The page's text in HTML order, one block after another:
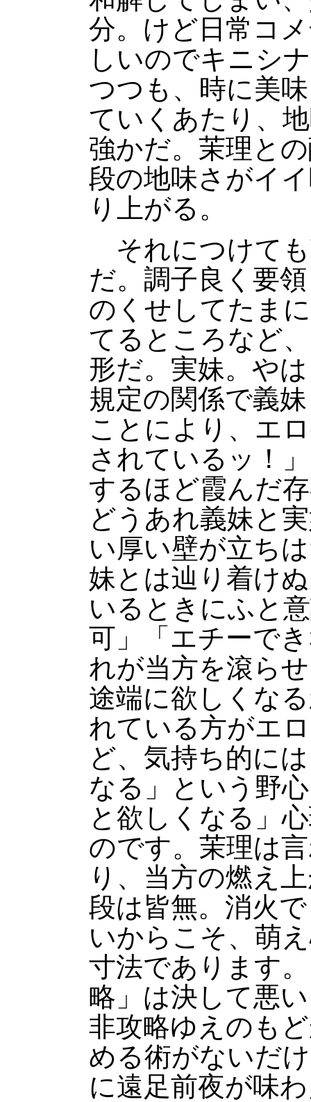
分。けど日常コ
しいのでキニシ
つつも、時に美
ていくあたり、
強かだ。茉理と
段の地味さがイ
り上がる。
それにつけて
だ。調子良く要
のくせしてたま
てるところなど
形だ。実妹。や
規定の関係で義
ことにより、エ
されているッ！
するほど霞んだ
どうあれ義妹と
い厚い壁が立ち
妹とは辿り着け
いるときにふと
可」「エチーで
れが当方を滾ら
途端に欲しくな
れている方がエ
ど、気持ち的に
なる」という野
と欲しくなる」
のです。茉理は
り、当方の燃え
段は皆無。消火
いからこそ、萌
寸法であります
略」は決して悪
非攻略ゆえのも
める術がないだ
に遠足前夜が味